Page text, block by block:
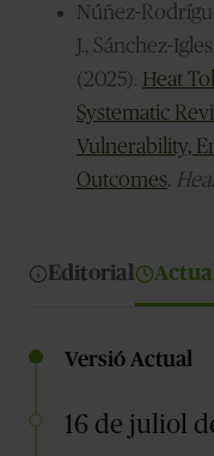
Núñez-
J., Sánchez-
(2025). Heat
Systematic
Vulnerability,
Outcomes.
Editorial
Versió Actual
16 de juliol